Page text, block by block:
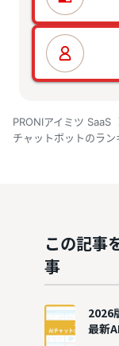
PRONIアイミツ SaaS
チャットボットのラン
この記事
事
2026
最新